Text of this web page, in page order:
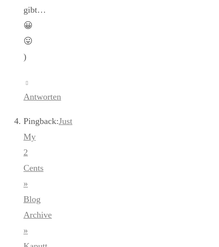
gibt…
😀
😛
)
Antworten
Pingback:Just
My
2
Cents
»
Blog
Archive
»